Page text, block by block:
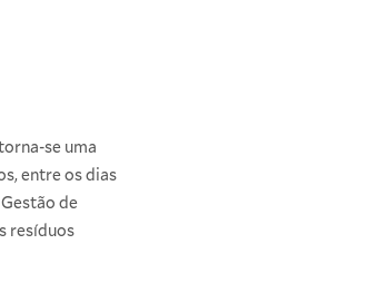
se uma
entre os dias
de
resíduos